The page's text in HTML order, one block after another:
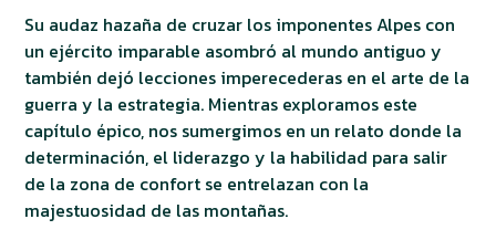
Su audaz hazaña de cruzar los imponentes Alpes con
un ejército imparable asombró al mundo antiguo y
también dejó lecciones imperecederas en el arte de la
guerra y la estrategia. Mientras exploramos este
capítulo épico, nos sumergimos en un relato donde la
determinación, el liderazgo y la habilidad para salir
de la zona de confort se entrelazan con la
majestuosidad de las montañas.